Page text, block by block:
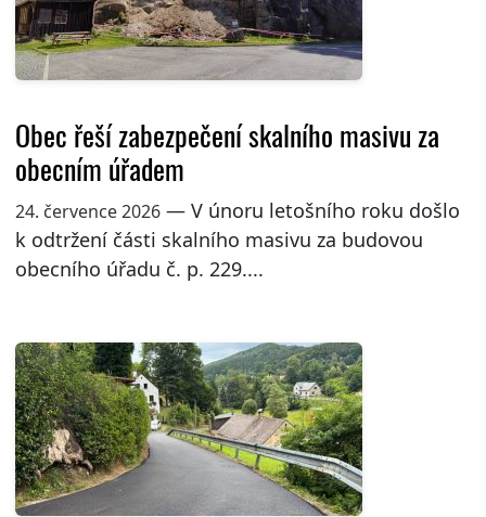
Obec řeší zabezpečení skalního masivu za
obecním úřadem
24. července 2026— V únoru letošního roku došlo
k odtržení části skalního masivu za budovou
obecního úřadu č. p. 229....